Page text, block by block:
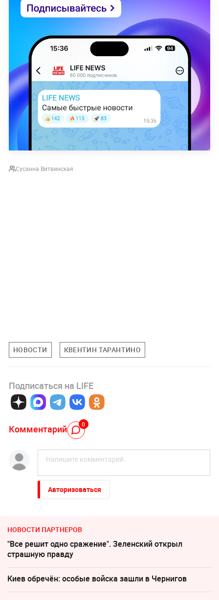
Сусанна Витвинская
НОВОСТИ КВЕНТИН ТАРАНТИНО
Подписаться на LIFE
Комментарий 0
Авторизоваться
НОВОСТИ ПАРТНЕРОВ
"Все решит одно сражение". Зеленский открыл
страшную правду
Киев обречён: особые войска зашли в Чернигов